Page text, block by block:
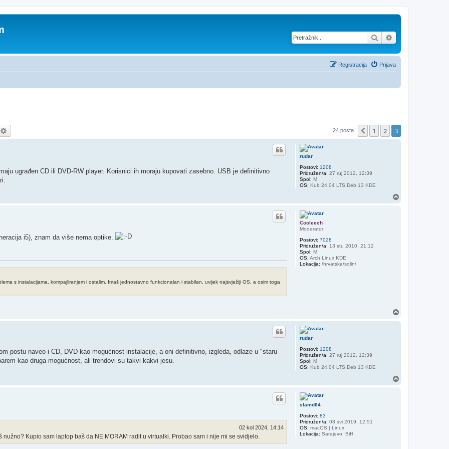
Pretražnik
Prijava
Registracija
24 posta Prethodna
1 2 3
rudar
Postovi: 1208
Pridružen/a: 27 ruj 2012, 12:39
Spol: M
OS: Kub 24.04 LTS,Deb 13 KDE
ugrađen CD ili DVD-RW player. Korisnici ih moraju kupovati zasebno. USB je definitivno
Cooleech
Moderator
Postovi: 7028
Pridružen/a: 13 stu 2010, 21:12
Spol: M
OS: Arch Linux KDE
Lokacija: /hrvatska/solin/
i5), znam da više nema optike.
s instalacijama, kompajliranjem i ostalim. Imaš jednostavno funkcionalan i stabilan, uvijek najsvježiji OS, a osim toga
rudar
Postovi: 1208
Pridružen/a: 27 ruj 2012, 12:39
Spol: M
OS: Kub 24.04 LTS,Deb 13 KDE
postu naveo i CD, DVD kao mogućnost instalacije, a oni definitivno, izgleda, odlaze u "staru
kao druga mogućnost, ali trendovi su takvi kakvi jesu.
slamd64
Postovi: 83
Pridružen/a: 08 svi 2019, 12:51
OS: macOS | Linux
Lokacija: Sarajevo, BiH
02 kol 2024, 14:14
Kupio sam laptop baš da NE MORAM radit u virtualki. Probao sam i nije mi se svidjelo.